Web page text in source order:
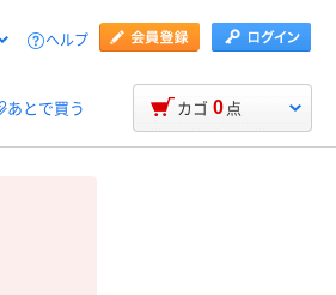
ヘルプ
あとで買う カゴ 0 点